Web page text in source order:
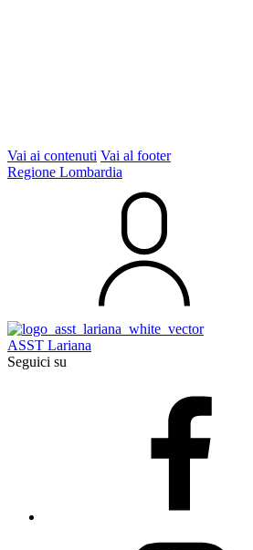
Vai ai contenuti Vai al footer
Regione Lombardia
ASST Lariana
Seguici su